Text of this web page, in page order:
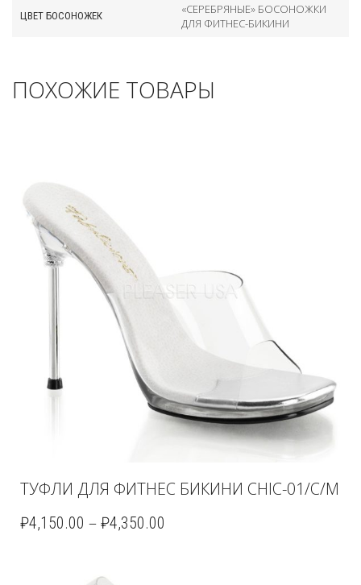
ЦВЕТ БОСОНОЖЕК
«СЕРЕБРЯНЫЕ» БОСОНОЖКИ
ДЛЯ ФИТНЕС-БИКИНИ
ПОХОЖИЕ ТОВАРЫ
ТУФЛИ ДЛЯ ФИТНЕС БИКИНИ CHIC-01/C/M
₽4,150.00 – ₽4,350.00